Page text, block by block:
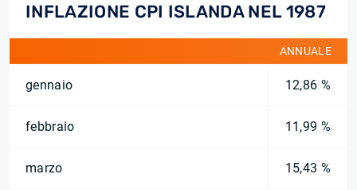
INFLAZIONE CPI ISLANDA NEL 1987
ANNUALE
gennaio 12,86 %
febbraio 11,99 %
marzo 15,43 %